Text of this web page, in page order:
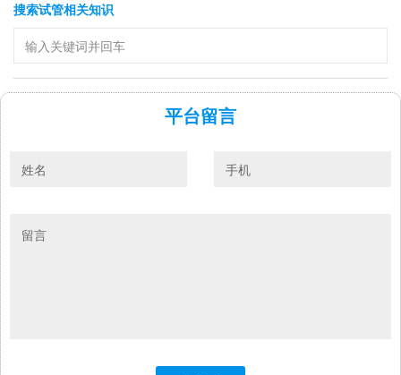
搜索试管相关知识
平台留言